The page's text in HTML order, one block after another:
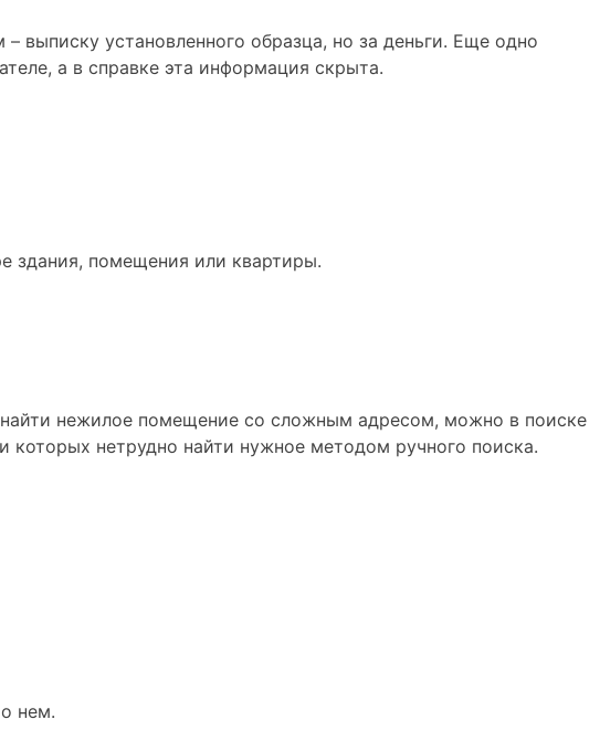
установленного образца, но за деньги. Еще одно
а в справке эта информация скрыта.
здания, помещения или квартиры.
нежилое помещение со сложным адресом, можно в поиске
нетрудно найти нужное методом ручного поиска.
нем.